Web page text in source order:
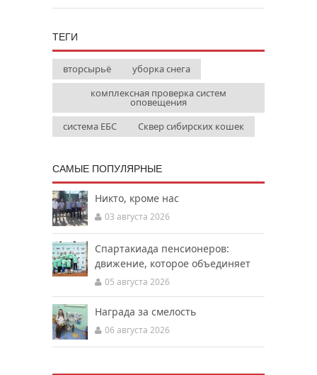
ТЕГИ
вторсырьё
уборка снега
комплексная проверка систем
оповещения
система ЕБС
Сквер сибирских кошек
САМЫЕ ПОПУЛЯРНЫЕ
Никто, кроме нас
03 августа 2026
Спартакиада пенсионеров:
движение, которое объединяет
05 августа 2026
Награда за смелость
06 августа 2026